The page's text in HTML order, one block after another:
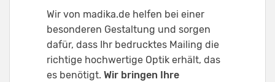
Wir von madika.de helfen bei einer
besonderen Gestaltung und sorgen
dafür, dass Ihr bedrucktes Mailing die
richtige hochwertige Optik erhält, das
es benötigt. Wir bringen Ihre